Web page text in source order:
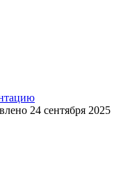
24 сентября 2025